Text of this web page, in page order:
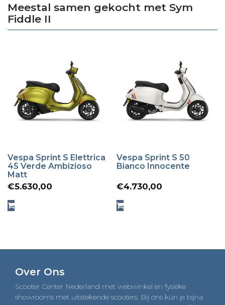
Meestal samen gekocht met Sym
Fiddle II
Vespa Sprint S Elettrica
45 Verde Ambizioso
Matt
€5.630,00
Vespa Sprint S 50
Bianco Innocente
€4.730,00
Over Ons
Scooter Center Nederland met webwinkel en fysieke
showrooms met uitstekende scooters. Bij ons kun je bijna